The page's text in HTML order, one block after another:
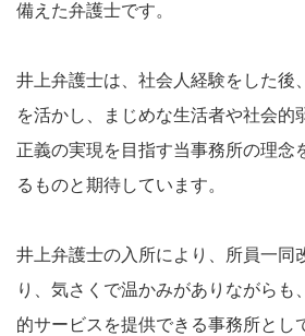
備えた弁護士です。
井上弁護士は、社会人経験をした後
を活かし、まじめな生活者や社会的
正義の実現を目指す当事務所の理念
るものと期待しています。
井上弁護士の入所により、所員一同
り、気さくで温かみがありながらも
的サービスを提供できる事務所とし